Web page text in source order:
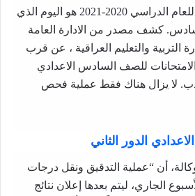
إعلان نتائج الدور الثاني للعام الدراسي 2020-2021 هو اليوم الذي
كشف مصدر من الادارة العامة
التربية والتعليم العراقية ، عن قرب
الامتحانات للصف السادس الاعدادي
لا يزال هناك فقط عملية فحص
الدور الثاني
أن “عملية التدقيق ونقل درجات
الجاري، ليتم بعدها إعلان نتائج